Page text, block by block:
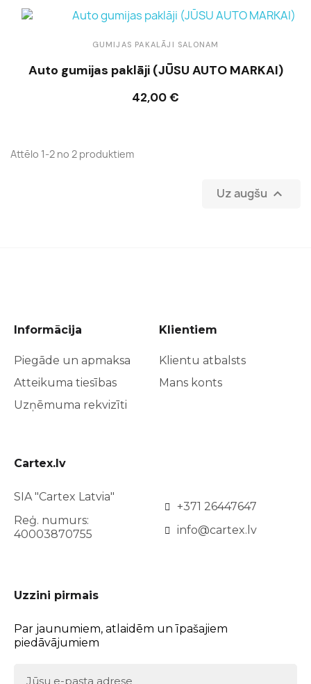
GUMIJAS PAKALĀJI SALONAM
Auto gumijas paklāji (JŪSU AUTO MARKAI)
42,00 €
Ielikt grozā
Attēlo 1-2 no 2 produktiem
Uz augšu 
Informācija
Piegāde un apmaksa
Atteikuma tiesības
Uzņēmuma rekvizīti
Klientiem
Klientu atbalsts
Mans konts
Cartex.lv
SIA "Cartex Latvia"
Reģ. numurs:
40003870755
+371 26447647
info@cartex.lv
Uzzini pirmais
Par jaunumiem, atlaidēm un īpašajiem
piedāvājumiem